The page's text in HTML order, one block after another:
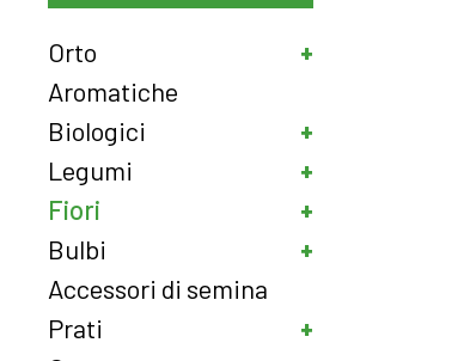
Orto
Aromatiche
Biologici
Legumi
Fiori
Bulbi
Accessori di semina
Prati